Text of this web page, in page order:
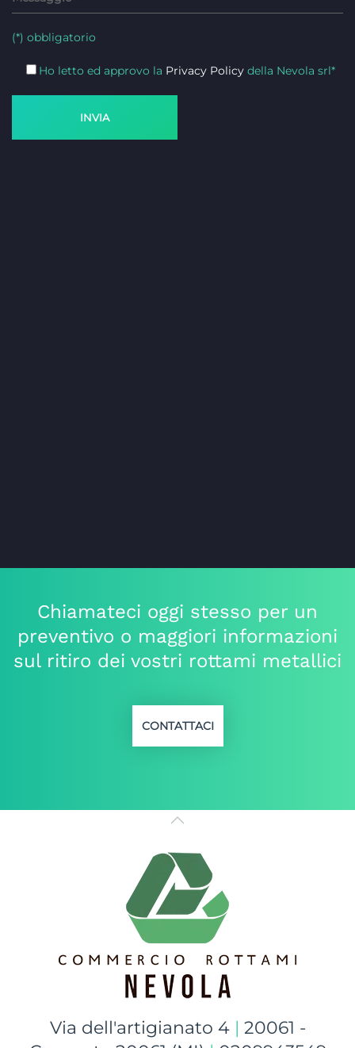
(*) obbligatorio
Ho letto ed approvo la Privacy Policy della Nevola srl*
INVIA
Chiamateci oggi stesso per un
preventivo o maggiori informazioni
sul ritiro dei vostri rottami metallici
CONTATTACI
Via dell'artigianato 4 | 20061 -